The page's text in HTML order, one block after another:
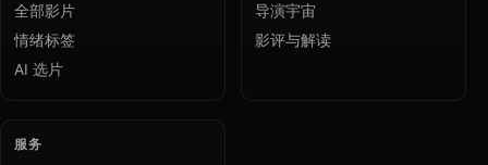
全部影片
情绪标签
AI 选片
导演宇宙
影评与解读
服务